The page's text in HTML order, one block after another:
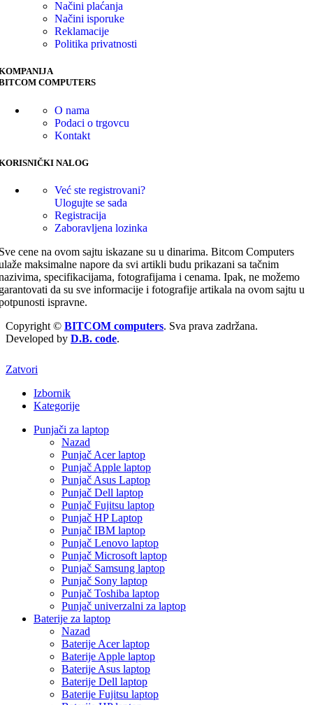
Načini plaćanja
Načini isporuke
Reklamacije
Politika privatnosti
COMPUTERS
O nama
Podaci o trgovcu
Kontakt
NALOG
Već ste registrovani?
Ulogujte se sada
Registracija
Zaboravljena lozinka
cene na ovom sajtu iskazane su u dinarima. Bitcom Computers
maksimalne napore da svi artikli budu prikazani sa tačnim
specifikacijama, fotografijama i cenama. Ipak, ne možemo
da su sve informacije i fotografije artikala na ovom sajtu u
ispravne.
Copyright © BITCOM computers. Sva prava zadržana.
Developed by D.B. code.
Zatvori
Izbornik
Kategorije
Punjači za laptop
Nazad
Punjač Acer laptop
Punjač Apple laptop
Punjač Asus Laptop
Punjač Dell laptop
Punjač Fujitsu laptop
Punjač HP Laptop
Punjač IBM laptop
Punjač Lenovo laptop
Punjač Microsoft laptop
Punjač Samsung laptop
Punjač Sony laptop
Punjač Toshiba laptop
Punjač univerzalni za laptop
Baterije za laptop
Nazad
Baterije Acer laptop
Baterije Apple laptop
Baterije Asus laptop
Baterije Dell laptop
Baterije Fujitsu laptop